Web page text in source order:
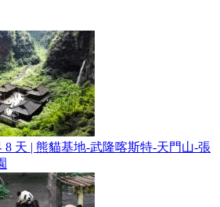
8 天 | 熊貓基地-武隆喀斯特-天門山-張